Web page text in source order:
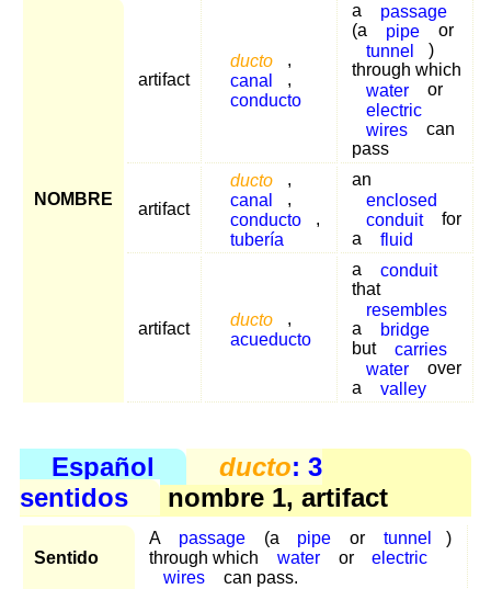
NOMBRE
artifact
ducto
,
canal
,
conducto
a
passage
(a
pipe
or
tunnel
)
through which
water
or
electric
wires
can
pass
artifact
ducto
,
canal
,
conducto
,
tubería
an
enclosed
conduit
for
a
fluid
artifact
ducto
,
acueducto
a
conduit
that
resembles
a
bridge
but
carries
water
over
a
valley
Español ducto: 3
sentidos
nombre 1, artifact
Sentido
A passage (a pipe or tunnel
)
through which
water or
electric
wires
can pass.